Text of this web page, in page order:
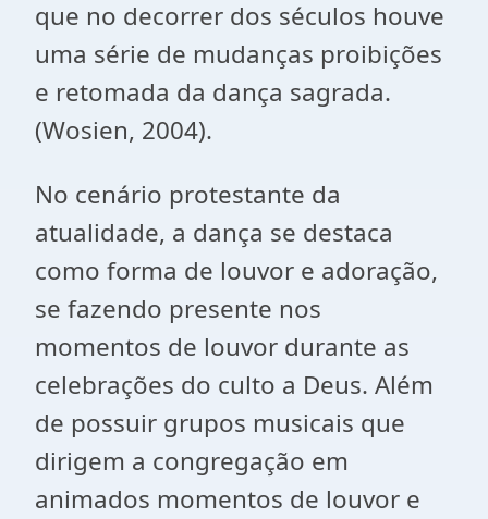
que no decorrer dos séculos houve
uma série de mudanças proibições
e retomada da dança sagrada.
(Wosien, 2004).
No cenário protestante da
atualidade, a dança se destaca
como forma de louvor e adoração,
se fazendo presente nos
momentos de louvor durante as
celebrações do culto a Deus. Além
de possuir grupos musicais que
dirigem a congregação em
animados momentos de louvor e